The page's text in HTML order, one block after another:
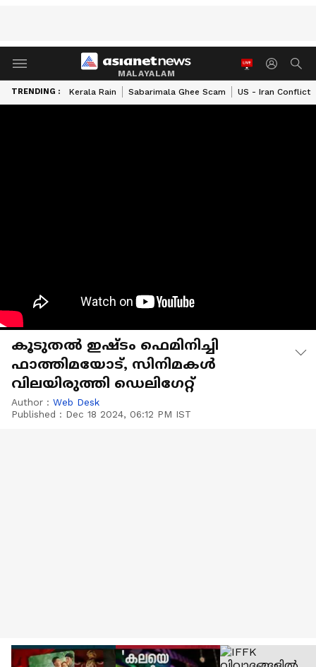
MALAYALAM
TRENDING : Kerala Rain Sabarimala Ghee Scam US - Iran Conflict
കൂടുതല്‍ ഇഷ്‍ടം ഫെമിനിച്ചി
ഫാത്തിമയോട്, സിനിമകള്‍
വിലയിരുത്തി ഡെലിഗേറ്റ്
Author : Web Desk
Published : Dec 18 2024, 06:12 PM IST